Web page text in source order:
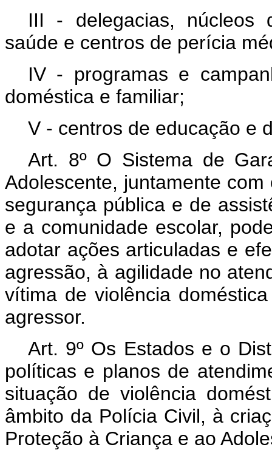
III - delegacias, núcleos
saúde e centros de perícia
IV - programas e
doméstica e familiar;
V - centros de educação e
Art. 8º O Sistema de
Adolescente, juntamente
segurança pública e de
e a comunidade escolar,
adotar ações articuladas e
agressão, à agilidade no
vítima de violência
agressor.
Art. 9º Os Estados e o
políticas e planos de
situação de violência
âmbito da Polícia Civil, à
Proteção à Criança e ao